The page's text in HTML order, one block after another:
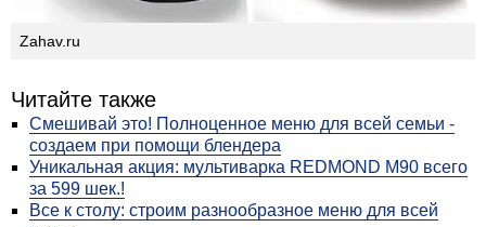
Zahav.ru
Читайте также
Смешивай это! Полноценное меню для всей семьи -
создаем при помощи блендера
Уникальная акция: мультиварка REDMOND М90 всего
за 599 шек.!
Все к столу: строим разнообразное меню для всей